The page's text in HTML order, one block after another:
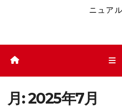
プ
ニュアル
月:2025年7月